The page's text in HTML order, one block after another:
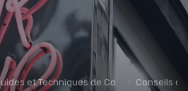
et Techniques de Coloration Conseils